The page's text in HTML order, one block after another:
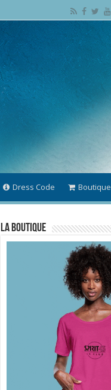
Dress Code Boutique
La Boutique